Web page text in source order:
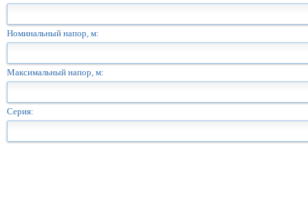
Номинальный напор, м:
Максимальный напор, м:
Серия: